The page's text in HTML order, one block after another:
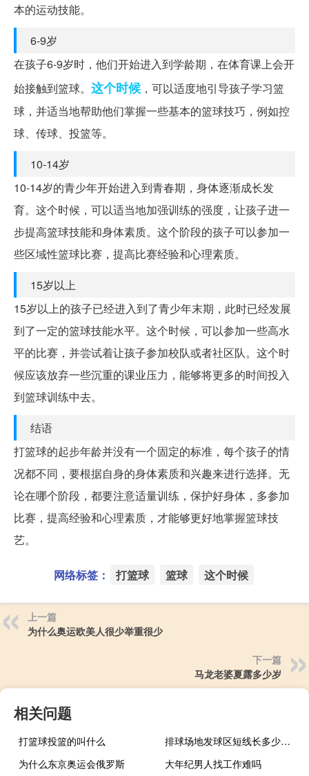
本的运动技能。
6-9岁
在孩子6-9岁时，他们开始进入到学龄期，在体育课上会开
始接触到篮球。 这个时候 ，可以适度地引导孩子学习篮
球，并适当地帮助他们掌握一些基本的篮球技巧，例如控
球、传球、投篮等。
10-14岁
10-14岁的青少年开始进入到青春期，身体逐渐成长发
育。这个时候，可以适当地加强训练的强度，让孩子进一
步提高篮球技能和身体素质。这个阶段的孩子可以参加一
些区域性篮球比赛，提高比赛经验和心理素质。
15岁以上
15岁以上的孩子已经进入到了青少年末期，此时已经发展
到了一定的篮球技能水平。这个时候，可以参加一些高水
平的比赛，并尝试着让孩子参加校队或者社区队。这个时
候应该放弃一些沉重的课业压力，能够将更多的时间投入
到篮球训练中去。
结语
打篮球的起步年龄并没有一个固定的标准，每个孩子的情
况都不同，要根据自身的身体素质和兴趣来进行选择。无
论在哪个阶段，都要注意适量训练，保护好身体，多参加
比赛，提高经验和心理素质，才能够更好地掌握篮球技
艺。
网络标签： 打篮球 篮球 这个时候
上一篇
为什么奥运欧美人很少举重很少
下一篇
马龙老婆夏露多少岁
相关问题
打篮球投篮的叫什么
排球场地发球区短线长多少厘米
为什么东京奥运会俄罗斯
大年纪男人找工作难吗